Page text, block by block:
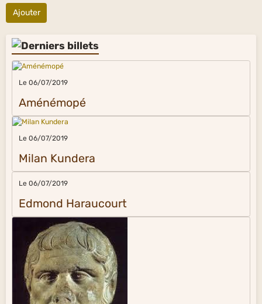
Ajouter
Le 06/07/2019
Aménémopé
Le 06/07/2019
Milan Kundera
Le 06/07/2019
Edmond Haraucourt